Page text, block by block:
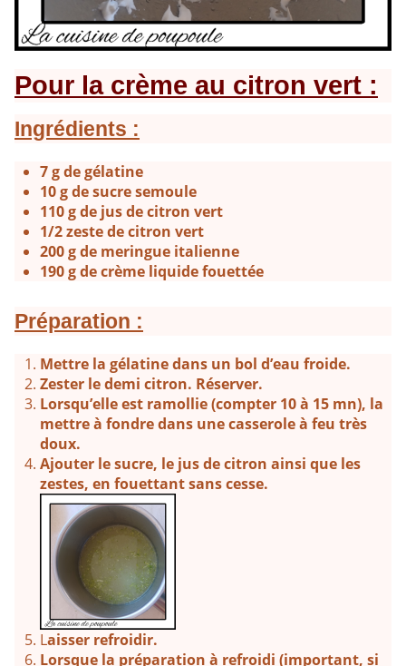
Pour la crème au citron vert :
Ingrédients :
7 g de gélatine
10 g de sucre semoule
110 g de jus de citron vert
1/2 zeste de citron vert
200 g de meringue italienne
190 g de crème liquide fouettée
Préparation :
Mettre la gélatine dans un bol d’eau froide.
Zester le demi citron. Réserver.
Lorsqu’elle est ramollie (compter 10 à 15 mn), la
mettre à fondre dans une casserole à feu très
doux.
Ajouter le sucre, le jus de citron ainsi que les
zestes, en fouettant sans cesse.
Laisser refroidir.
Lorsque la préparation à refroidi (important, si